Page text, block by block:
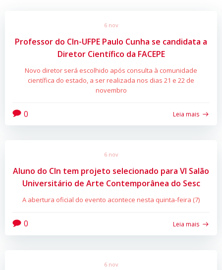
6 nov
Professor do CIn-UFPE Paulo Cunha se candidata a
Diretor Científico da FACEPE
Novo diretor será escolhido após consulta à comunidade
científica do estado, a ser realizada nos dias 21 e 22 de
novembro
0 Leia mais
6 nov
Aluno do CIn tem projeto selecionado para VI Salão
Universitário de Arte Contemporânea do Sesc
A abertura oficial do evento acontece nesta quinta-feira (7)
0 Leia mais
6 nov